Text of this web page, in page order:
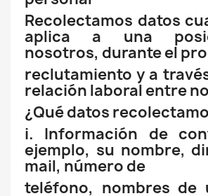
Recolectamos datos
aplica a una
nosotros, durante el
reclutamiento y a
relación laboral entre
¿Qué datos
i. Información de
ejemplo, su nombre,
mail, número de
teléfono, nombres de